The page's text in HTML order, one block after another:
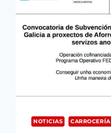
SUS
VEHÍCULOS
NOTICIAS CARROCERÍA